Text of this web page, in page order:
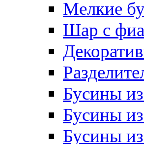
Мелкие
Шар с
Бусины
Бусины
Бусины